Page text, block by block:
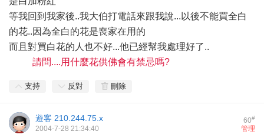
等我回到我家後..我大伯打電話來跟我說...以後不能買全白
的花..因為全白的花是喪家在用的
而且對買白花的人也不好...他已經幫我處理好了..
請問....用什麼花供佛會有禁忌嗎?
支持 反對 刪除
60#
遊客 210.244.75.x
管理
2004-7-28 21:34:40